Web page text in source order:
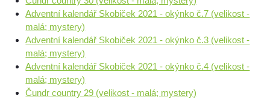
Adventní kalendář Skobiček 2021 - okýnko č.7 (velikost -
malá; mystery)
Adventní kalendář Skobiček 2021 - okýnko č.3 (velikost -
malá; mystery)
Adventní kalendář Skobiček 2021 - okýnko č.4 (velikost -
malá; mystery)
Čundr country 29 (velikost - malá; mystery)